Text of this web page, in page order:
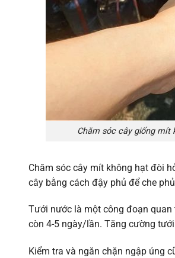
Chăm sóc cây giống mít
Chăm sóc cây mít không hạt đòi
cây bằng cách đậy phủ để che
Tưới nước là một công đoạn quan
còn 4-5 ngày/lần. Tăng cường
Kiểm tra và ngăn chặn ngập úng